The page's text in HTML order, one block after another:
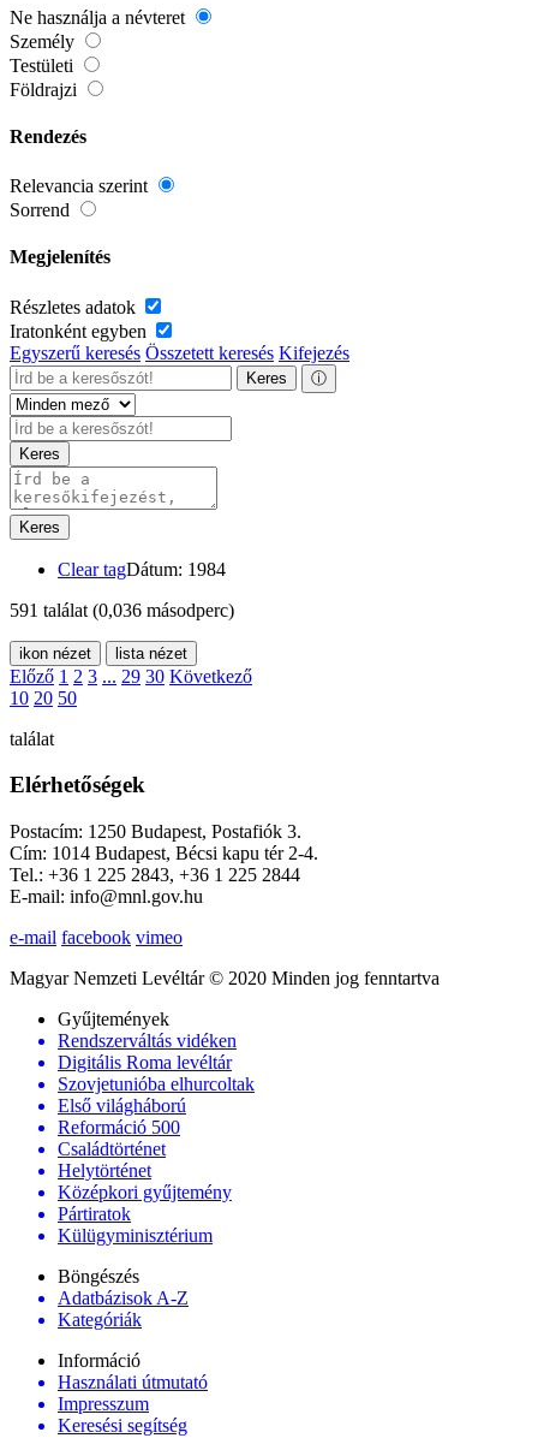
Ne használja a névteret
Személy
Testületi
Földrajzi
Rendezés
Relevancia szerint
Sorrend
Megjelenítés
Részletes adatok
Iratonként egyben
Egyszerű keresés Összetett keresés Kifejezés
Keres ⓘ
Keres
Keres
Clear tagDátum: 1984
591 találat (0,036 másodperc)
ikon nézet lista nézet
Előző 1 2 3 ... 29 30 Következő
10 20 50
találat
Elérhetőségek
Postacím: 1250 Budapest, Postafiók 3.
Cím: 1014 Budapest, Bécsi kapu tér 2-4.
Tel.: +36 1 225 2843, +36 1 225 2844
E-mail: info@mnl.gov.hu
e-mail facebook vimeo
Magyar Nemzeti Levéltár © 2020 Minden jog fenntartva
Gyűjtemények
Rendszerváltás vidéken
Digitális Roma levéltár
Szovjetunióba elhurcoltak
Első világháború
Reformáció 500
Családtörténet
Helytörténet
Középkori gyűjtemény
Pártiratok
Külügyminisztérium
Böngészés
Adatbázisok A-Z
Kategóriák
Információ
Használati útmutató
Impresszum
Keresési segítség